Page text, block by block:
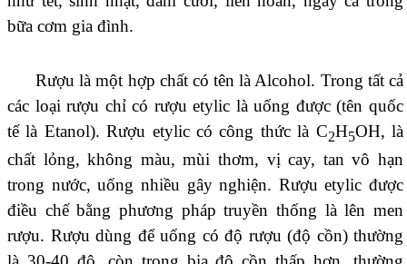
bữa cơm gia đình.
Rượu là một hợp chất có tên là Alcohol. Trong tất cả
các loại rượu chỉ có rượu etylic là uống được (tên quốc
tế là Etanol). Rượu etylic có công thức là C2H5OH, là
chất lỏng, không màu, mùi thơm, vị cay, tan vô hạn
trong nước, uống nhiều gây nghiện. Rượu etylic được
điều chế bằng phương pháp truyền thống là lên men
rượu. Rượu dùng để uống có độ rượu (độ cồn) thường